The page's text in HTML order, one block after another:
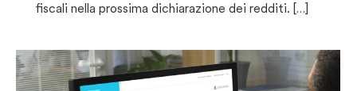
fiscali nella prossima dichiarazione dei redditi. […]